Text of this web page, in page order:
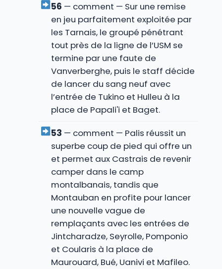
56 — comment — Sur une remise
en jeu parfaitement exploitée par
les Tarnais, le groupé pénétrant
tout près de la ligne de l’USM se
termine par une faute de
Vanverberghe, puis le staff décide
de lancer du sang neuf avec
l’entrée de Tukino et Hulleu à la
place de Papali'i et Baget.
53 — comment — Palis réussit un
superbe coup de pied qui offre un
et permet aux Castrais de revenir
camper dans le camp
montalbanais, tandis que
Montauban en profite pour lancer
une nouvelle vague de
remplaçants avec les entrées de
Jintcharadze, Seyrolle, Pomponio
et Coularis à la place de
Maurouard, Bué, Uanivi et Mafileo.